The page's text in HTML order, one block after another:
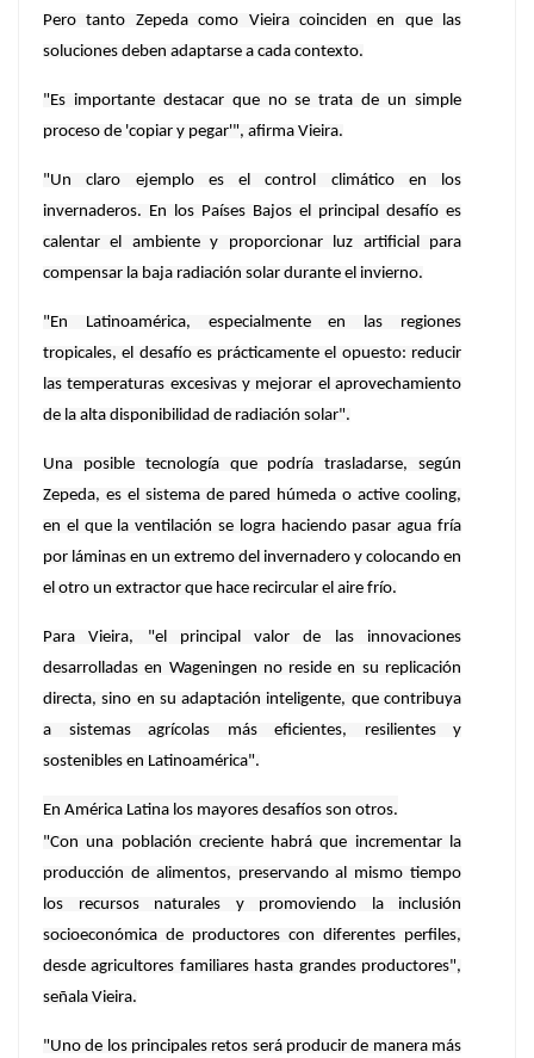
Pero tanto Zepeda como Vieira coinciden en que las
soluciones deben adaptarse a cada contexto.
"Es importante destacar que no se trata de un simple
proceso de 'copiar y pegar'", afirma Vieira.
"Un claro ejemplo es el control climático en los
invernaderos. En los Países Bajos el principal desafío es
calentar el ambiente y proporcionar luz artificial para
compensar la baja radiación solar durante el invierno.
"En Latinoamérica, especialmente en las regiones
tropicales, el desafío es prácticamente el opuesto: reducir
las temperaturas excesivas y mejorar el aprovechamiento
de la alta disponibilidad de radiación solar".
Una posible tecnología que podría trasladarse, según
Zepeda, es el sistema de pared húmeda o active cooling,
en el que la ventilación se logra haciendo pasar agua fría
por láminas en un extremo del invernadero y colocando en
el otro un extractor que hace recircular el aire frío.
Para Vieira, "el principal valor de las innovaciones
desarrolladas en Wageningen no reside en su replicación
directa, sino en su adaptación inteligente, que contribuya
a sistemas agrícolas más eficientes, resilientes y
sostenibles en Latinoamérica".
En América Latina los mayores desafíos son otros.
"Con una población creciente habrá que incrementar la
producción de alimentos, preservando al mismo tiempo
los recursos naturales y promoviendo la inclusión
socioeconómica de productores con diferentes perfiles,
desde agricultores familiares hasta grandes productores",
señala Vieira.
"Uno de los principales retos será producir de manera más